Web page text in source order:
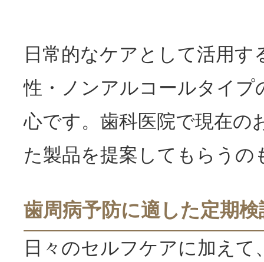
日常的なケアとして活用す
性・ノンアルコールタイプ
心です。歯科医院で現在の
た製品を提案してもらうの
歯周病予防に適した定期
日々のセルフケアに加え